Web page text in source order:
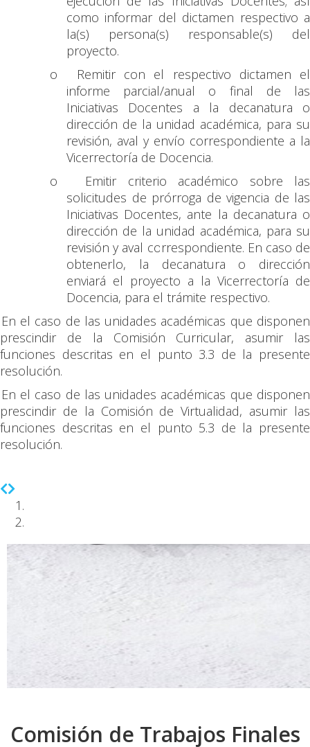
como informar del dictamen respectivo a
la(s) persona(s) responsable(s) del
proyecto.
o
Remitir con el respectivo dictamen el
informe parcial/anual o final de las
Iniciativas Docentes a la decanatura o
dirección de la unidad académica, para su
revisión, aval y envío correspondiente a la
Vicerrectoría de Docencia.
o
Emitir criterio académico sobre las
solicitudes de prórroga de vigencia de las
Iniciativas Docentes, ante la decanatura o
dirección de la unidad académica, para su
revisión y aval correspondiente. En caso de
obtenerlo, la decanatura o dirección
enviará el proyecto a la Vicerrectoría de
Docencia, para el trámite respectivo.
En el caso de las unidades académicas que disponen
prescindir de la Comisión Curricular, asumir las
funciones descritas en el punto 3.3 de la presente
resolución.
En el caso de las unidades académicas que disponen
prescindir de la Comisión de Virtualidad, asumir las
funciones descritas en el punto 5.3 de la presente
resolución.
Comisión de Trabajos Finales